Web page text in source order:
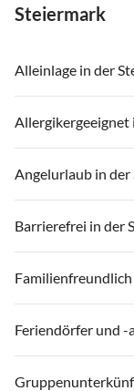
Steiermark
Alleinlage in der
Allergikergeeignet
Angelurlaub in der
Barrierefrei in der
Feriendörfer und -